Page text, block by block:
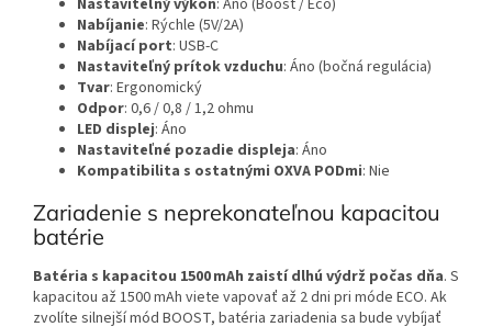
Nabíjanie: Rýchle (5V/2A)
Nabíjací port: USB-C
Nastaviteľný prítok vzduchu: Áno (bočná regulácia)
Tvar: Ergonomický
Odpor: 0,6 / 0,8 / 1,2 ohmu
LED displej: Áno
Nastaviteľné pozadie displeja: Áno
Kompatibilita s ostatnými OXVA PODmi: Nie
Zariadenie s neprekonateľnou kapacitou
batérie
Batéria s kapacitou 1500 mAh zaistí dlhú výdrž počas dňa. S
kapacitou až 1500 mAh viete vapovať až 2 dni pri móde ECO. Ak
zvolíte silnejší mód BOOST, batéria zariadenia sa bude vybíjať